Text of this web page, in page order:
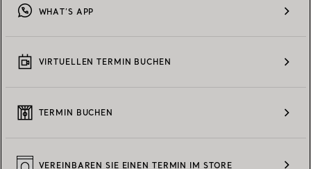
WHAT’S APP
VIRTUELLEN TERMIN BUCHEN
TERMIN BUCHEN
VEREINBAREN SIE EINEN TERMIN IM STORE